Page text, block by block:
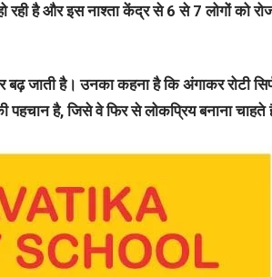
है और इस नाश्ता केंद्र से 6 से 7 लोगों को
जाती है। उनका कहना है कि अंगाकर रोटी
पहचान है, जिसे वे फिर से लोकप्रिय बनाना चाहते